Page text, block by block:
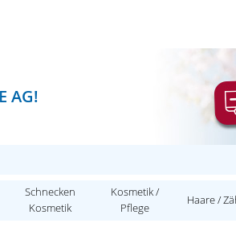
AG!
Schnecken
Kosmetik
Kosmetik /
Pflege
Haare /